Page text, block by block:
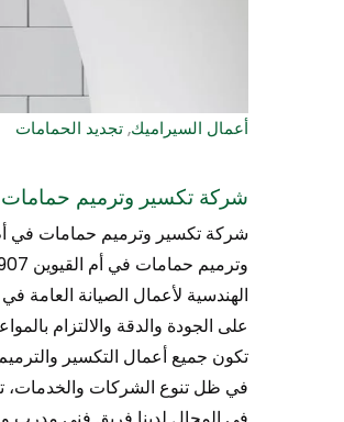
أعمال السيراميك,تجديد الحمامات
شركة تكسير وترميم حمامات في أم
شركة تكسير وترميم حمامات في أم
الهندسية لأعمال الصيانة العامة
على الجودة والدقة والالتزام
تكون جميع أعمال التكسير